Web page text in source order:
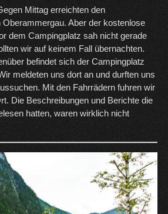
Mittag erreichten den
Oberammergau. Aber der kostenlose
dem Campingplatz sah nicht gerade
wir auf keinem Fall übernachten.
befindet sich der Campingplatz
meldeten uns dort an und durften uns
Mit den Fahrrädern fuhren wir
Die Beschreibungen und Berichte die
hatten, waren wirklich nicht